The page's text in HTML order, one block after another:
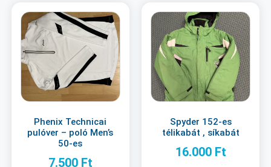
Phenix Technicai
pulóver – poló Men’s
50-es
7.500 Ft
Spyder 152-es
télikabát , síkabát
16.000 Ft